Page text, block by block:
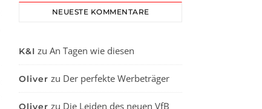
NEUESTE KOMMENTARE
K&I zu An Tagen wie diesen
Oliver zu Der perfekte Werbeträger
Oliver zu Die Leiden des neuen VfB